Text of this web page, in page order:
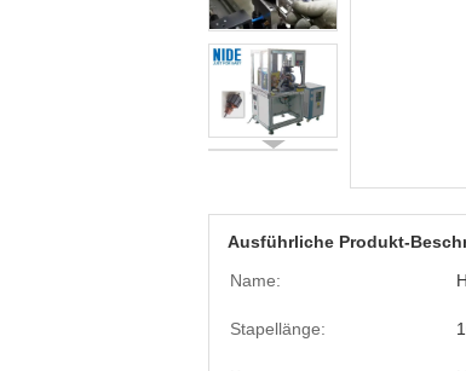
Ausführliche Produkt-
Name:
Stapellänge: